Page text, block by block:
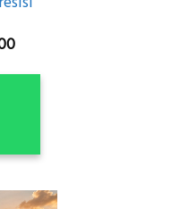
Current
is: